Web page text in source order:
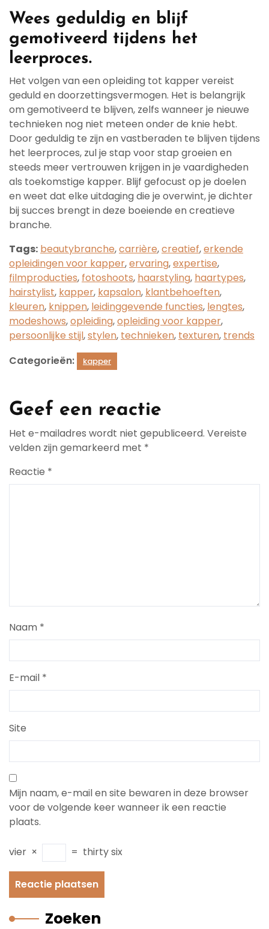
Wees geduldig en blijf
gemotiveerd tijdens het
leerproces.
Het volgen van een opleiding tot kapper vereist
geduld en doorzettingsvermogen. Het is belangrijk
om gemotiveerd te blijven, zelfs wanneer je nieuwe
technieken nog niet meteen onder de knie hebt.
Door geduldig te zijn en vastberaden te blijven tijdens
het leerproces, zul je stap voor stap groeien en
steeds meer vertrouwen krijgen in je vaardigheden
als toekomstige kapper. Blijf gefocust op je doelen
en weet dat elke uitdaging die je overwint, je dichter
bij succes brengt in deze boeiende en creatieve
branche.
Tags: beautybranche,carrière,creatief,erkende
opleidingen voor kapper,ervaring,expertise,
filmproducties, fotoshoots, haarstyling, haartypes,
hairstylist, kapper, kapsalon, klantbehoeften,
kleuren, knippen, leidinggevende functies, lengtes,
modeshows,opleiding,opleiding voor kapper,
persoonlijke stijl,stylen, technieken, texturen, trends
Categorieën:
kapper
Geef een reactie
Het e-mailadres wordt niet gepubliceerd. Vereiste
velden zijn gemarkeerd met *
Reactie *
Naam *
E-mail *
Site
Mijn naam, e-mail en site bewaren in deze browser
voor de volgende keer wanneer ik een reactie
plaats.
vier × = thirty six
Zoeken